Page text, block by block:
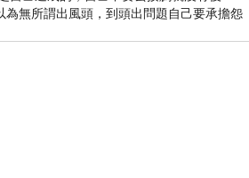
為無所謂出風頭，到頭出問題自己要承擔怨